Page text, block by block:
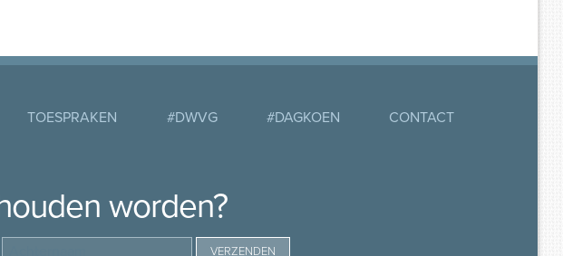
TOESPRAKEN #DWVG #DAGKOEN CONTACT
worden?